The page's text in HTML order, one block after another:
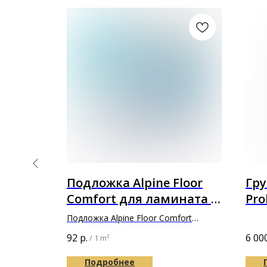
Подложка Alpine Floor
Comfort для ламината в
толщине 3мм
Подложка Alpine Floor Comfort
92 р. / 1 m²
Подробнее
6